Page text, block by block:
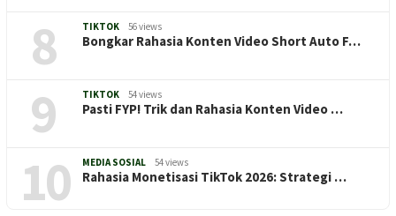
8 TIKTOK 56 views
Bongkar Rahasia Konten Video Short Auto F…
9 TIKTOK 54 views
Pasti FYP! Trik dan Rahasia Konten Video …
10 MEDIA SOSIAL 54 views
Rahasia Monetisasi TikTok 2026: Strategi …